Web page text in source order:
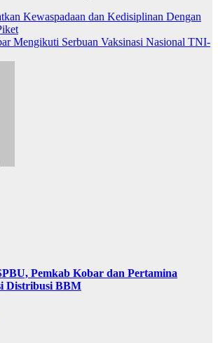
Kewaspadaan dan Kedisiplinan Dengan
Mengikuti Serbuan Vaksinasi Nasional TNI-
Pemkab Kobar dan Pertamina
Distribusi BBM